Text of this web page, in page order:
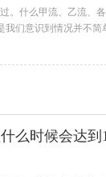
。什么甲流、乙流、
我们意识到情况并不简
么时候会达到